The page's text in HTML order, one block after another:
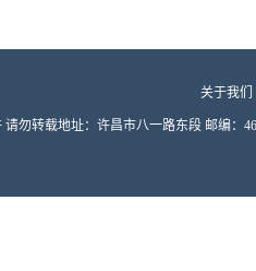
关于我们
勿转载地址：许昌市八一路东段 邮编：